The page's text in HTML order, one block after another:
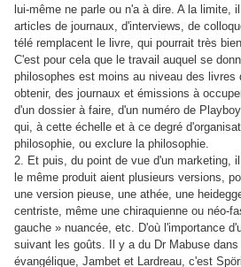
lui-même ne parle ou n'a à dire. A la limite,
articles de journaux, d'interviews, de
télé remplacent le livre, qui pourrait très
C'est pour cela que le travail auquel se
philosophes est moins au niveau des
obtenir, des journaux et émissions à
d'un dossier à faire, d'un numéro de
qui, à cette échelle et à ce degré
philosophie, ou exclure la philosophie.
2. Et puis, du point de vue d'un marketing,
le même produit aient plusieurs versions,
une version pieuse, une athée, une
centriste, même une chiraquienne ou néo-
gauche » nuancée, etc. D'où l'importance
suivant les goûts. Il y a du Dr Mabuse
évangélique, Jambet et Lardreau, c'est